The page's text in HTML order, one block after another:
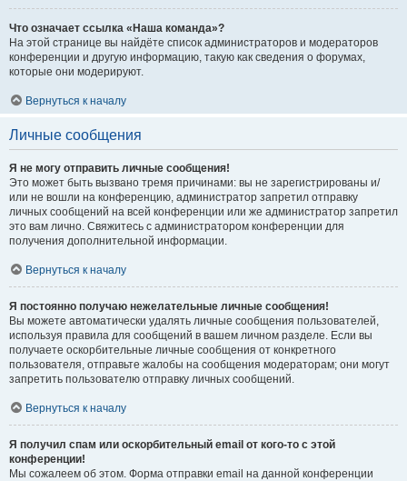
Что означает ссылка «Наша команда»?
На этой странице вы найдёте список администраторов и модераторов
конференции и другую информацию, такую как сведения о форумах,
которые они модерируют.
Вернуться к началу
Личные сообщения
Я не могу отправить личные сообщения!
Это может быть вызвано тремя причинами: вы не зарегистрированы и/
или не вошли на конференцию, администратор запретил отправку
личных сообщений на всей конференции или же администратор запретил
это вам лично. Свяжитесь с администратором конференции для
получения дополнительной информации.
Вернуться к началу
Я постоянно получаю нежелательные личные сообщения!
Вы можете автоматически удалять личные сообщения пользователей,
используя правила для сообщений в вашем личном разделе. Если вы
получаете оскорбительные личные сообщения от конкретного
пользователя, отправьте жалобы на сообщения модераторам; они могут
запретить пользователю отправку личных сообщений.
Вернуться к началу
Я получил спам или оскорбительный email от кого-то с этой
конференции!
Мы сожалеем об этом. Форма отправки email на данной конференции